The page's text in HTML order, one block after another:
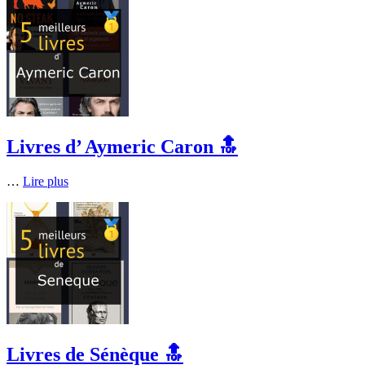
Livres d’ Aymeric Caron 🔝
… Lire plus
Livres de Sénèque 🔝